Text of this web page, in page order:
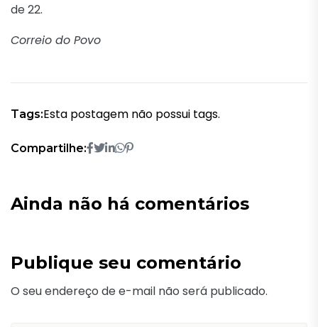
de 22.
Correio do Povo
Tags:Esta postagem não possui tags.
Compartilhe:
Ainda não há comentários
Publique seu comentário
O seu endereço de e-mail não será publicado.